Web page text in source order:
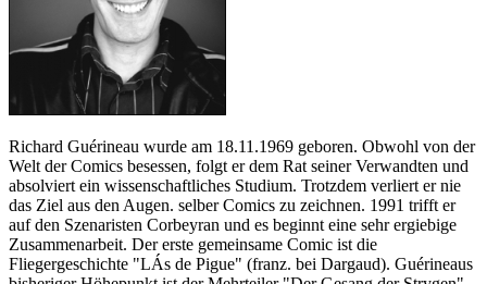
Richard Guérineau wurde am 18.11.1969 geboren. Obwohl von der
Welt der Comics besessen, folgt er dem Rat seiner Verwandten und
absolviert ein wissenschaftliches Studium. Trotzdem verliert er nie
das Ziel aus den Augen. selber Comics zu zeichnen. 1991 trifft er
auf den Szenaristen Corbeyran und es beginnt eine sehr ergiebige
Zusammenarbeit. Der erste gemeinsame Comic ist die
Fliegergeschichte "LÁs de Pigue" (franz. bei Dargaud). Guérineaus